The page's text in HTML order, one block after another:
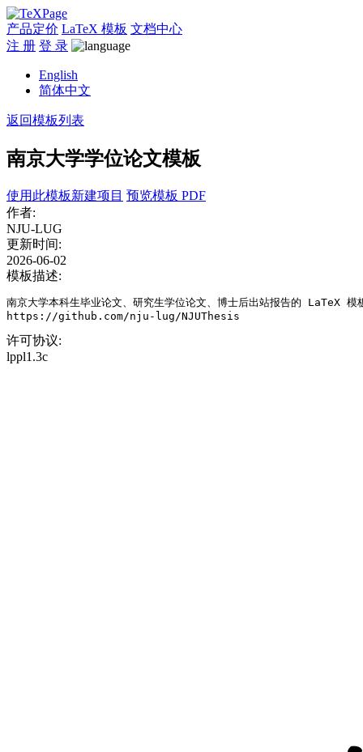
产品定价 LaTeX 模板 文档中心
注 册 登 录
English
简体中文
返回模板列表
南京大学学位论文模板
使用此模板新建项目 预览模板 PDF
作者:
NJU-LUG
更新时间:
2026-06-02
模板描述:
南京大学本科生毕业论文、研究生学位论文、博士后出站报告的
https://github.com/nju-lug/NJUThesis
许可协议:
lppl1.3c